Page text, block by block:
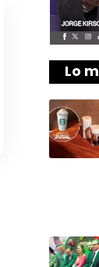
Lo